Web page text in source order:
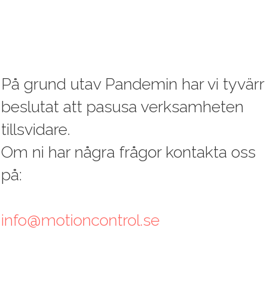
På grund utav Pandemin har vi tyvärr
beslutat att pasusa verksamheten
tillsvidare.
Om ni har några frågor kontakta oss
på:
info@motioncontrol.se